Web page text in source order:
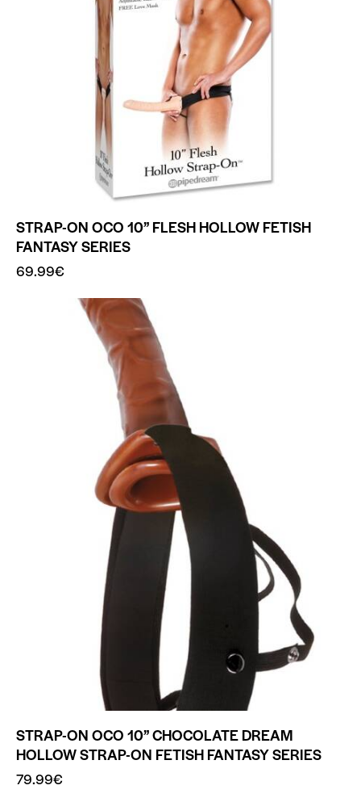
STRAP-ON OCO 10” FLESH HOLLOW FETISH
FANTASY SERIES
69.99€
STRAP-ON OCO 10” CHOCOLATE DREAM
HOLLOW STRAP-ON FETISH FANTASY SERIES
79.99€